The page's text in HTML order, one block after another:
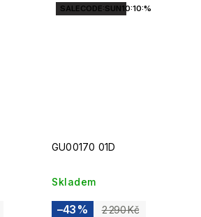
SALECODE:SUN10:10:%
GU00170 01D
Skladem
2 290 Kč
–43 %